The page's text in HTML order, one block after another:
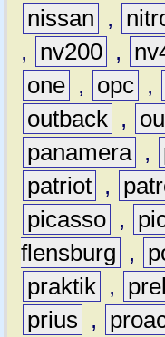
nissan
,
,
nv200 ,
one , opc ,
outback ,
panamera ,
patriot ,
picasso ,
flensburg
,
praktik ,
prius
,